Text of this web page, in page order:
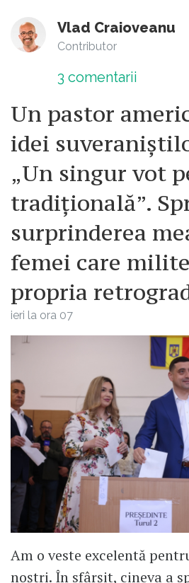
Vlad Craioveanu
Contributor
3 comentarii
Un pastor
idei
„Un singur vot
tradițională”.
surprinderea
femei care
propria
ieri la ora 07
Am o veste excelentă
noștri. În sfârșit, cineva a